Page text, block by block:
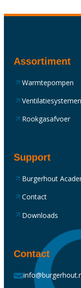
Assortiment
Warmtepompen
Ventilatiesystemen
Rookgasafvoer
Support
Burgerhout
Contact
Downloads
Contact